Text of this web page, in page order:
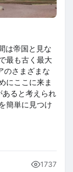
は帝国と見な
最も古く最大
のさまざまな
にここに来ま
ると考えられ
簡単に見つけ
1737